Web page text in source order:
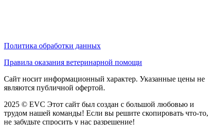
Политика обработки данных
Правила оказания ветеринарной помощи
Сайт носит информационный характер. Указанные цены не
являются публичной офертой.
2025 © EVC Этот сайт был создан с большой любовью и
трудом нашей команды! Если вы решите скопировать что-то,
не забудьте спросить у нас разрешение!